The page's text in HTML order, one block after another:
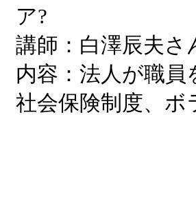
ア?
講師：白澤辰夫さ
内容：法人が職
社会保険制度、